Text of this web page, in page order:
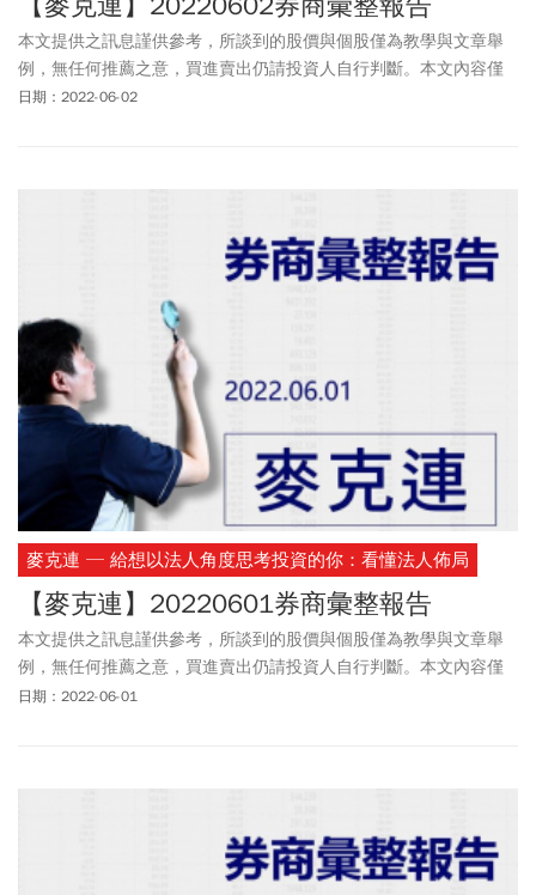
本文提供之訊息謹供參考，所談到的股價與個股僅為教學與文章舉
例，無任何推薦之意，買進賣出仍請投資人自行判斷。本文內容僅
供訂閱戶本人使用，非經授權嚴禁任何翻印、轉載，或以任何型態
日期：2022-06-02
麥克連 ─ 給想以法人角度思考投資的你：看懂法人佈局
【麥克連】20220601券商彙整報告
本文提供之訊息謹供參考，所談到的股價與個股僅為教學與文章舉
例，無任何推薦之意，買進賣出仍請投資人自行判斷。本文內容僅
供訂閱戶本人使用，非經授權嚴禁任何翻印、轉載，或以任何型態
日期：2022-06-01